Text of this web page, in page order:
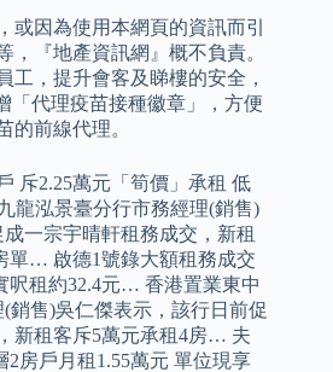
或因為使用本網頁的資訊而引
，『地產資訊網』概不負責。
工，提升會客及睇樓的安全，
「代理疫苗接種徽章」，方便
的前線代理。
斥2.25萬元「筍價」承租 低
龍泓景臺分行市務經理(銷售)
一宗宇晴軒租務成交，新租
單… 啟德1號錄大額租務成交
呎租約32.4元… 香港置業東中
銷售)吳仁傑表示，該行日前促
新租客斥5萬元承租4房… 夫
房戶月租1.55萬元 單位現享